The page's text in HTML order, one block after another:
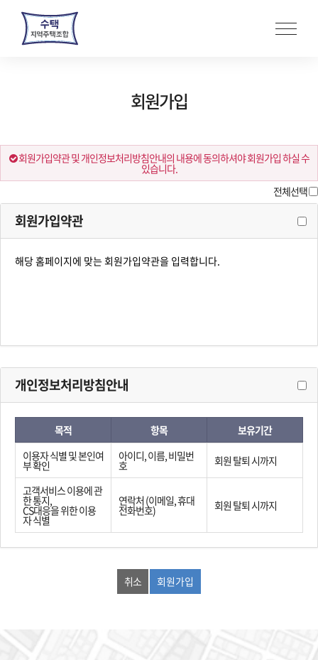
회원가입
회원가입약관 및 개인정보처리방침안내의 내용에 동의하셔야 회원가입 하실 수
있습니다.
전체선택
회원가입약관
개인정보처리방침안내
목적 항목
보유기간
이용자 식별 및 본인여
부 확인
아이디, 이름, 비밀번
호 회원 탈퇴 시까지
고객서비스 이용에 관
한 통지,
CS대응을 위한 이용
자 식별
연락처 (이메일, 휴대
전화번호) 회원 탈퇴 시까지
취소 회원가입